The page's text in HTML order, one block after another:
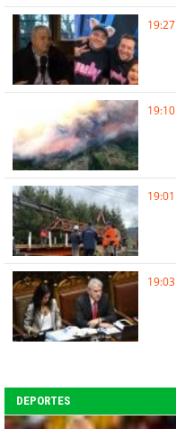
19:27
19:10
19:01
19:03
DEPORTES